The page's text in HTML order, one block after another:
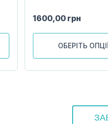
1600,00 грн
ОБЕРІТЬ